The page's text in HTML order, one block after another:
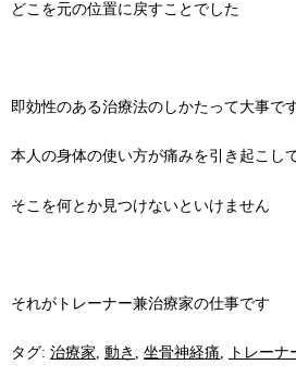
どこを元の位置に戻すことでした
即効性のある治療法のしかたって大事で
本人の身体の使い方が痛みを引き起こし
そこを何とか見つけないといけません
それがトレーナー兼治療家の仕事です
タグ: 治療家 動き 坐骨神経痛 トレーナ